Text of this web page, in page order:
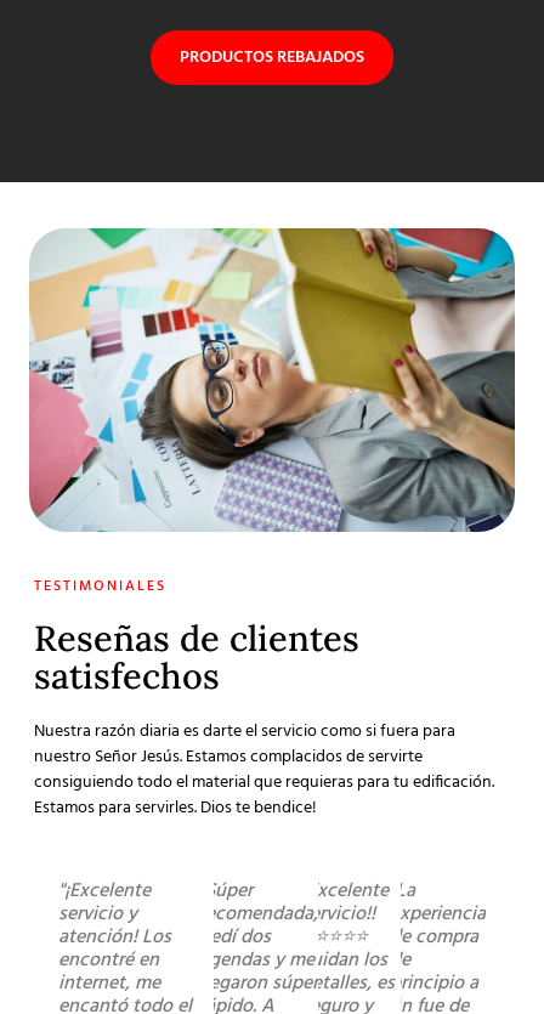
PRODUCTOS REBAJADOS
TESTIMONIALES
Reseñas de clientes
satisfechos
Nuestra razón diaria es darte el servicio como si fuera para
nuestro Señor Jesús. Estamos complacidos de servirte
consiguiendo todo el material que requieras para tu edificación.
Estamos para servirles. Dios te bendice!
"¡Excelente
servicio y
atención! Los
encontré en
internet, me
encantó todo el
"Súper
recomendada,
pedí dos
agendas y me
llegaron súper
rápido. A
"Excelente
servicio!!
⭐️⭐️⭐️⭐️⭐️
cuidan los
detalles, es
seguro y
"La
experiencia
de compra
de
principio a
fin fue de